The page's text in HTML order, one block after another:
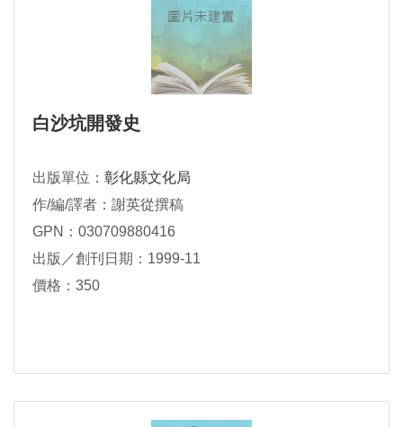
白沙坑開發史
出版單位： 彰化縣文化局
作/編/譯者：謝英從撰稿
GPN：030709880416
出版／創刊日期：1999-11
價格：350